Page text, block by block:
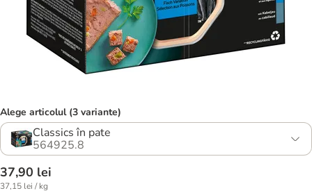
Alege articolul (3 variante)
Classics în pate
564925.8
37,90 lei
37,15 lei / kg